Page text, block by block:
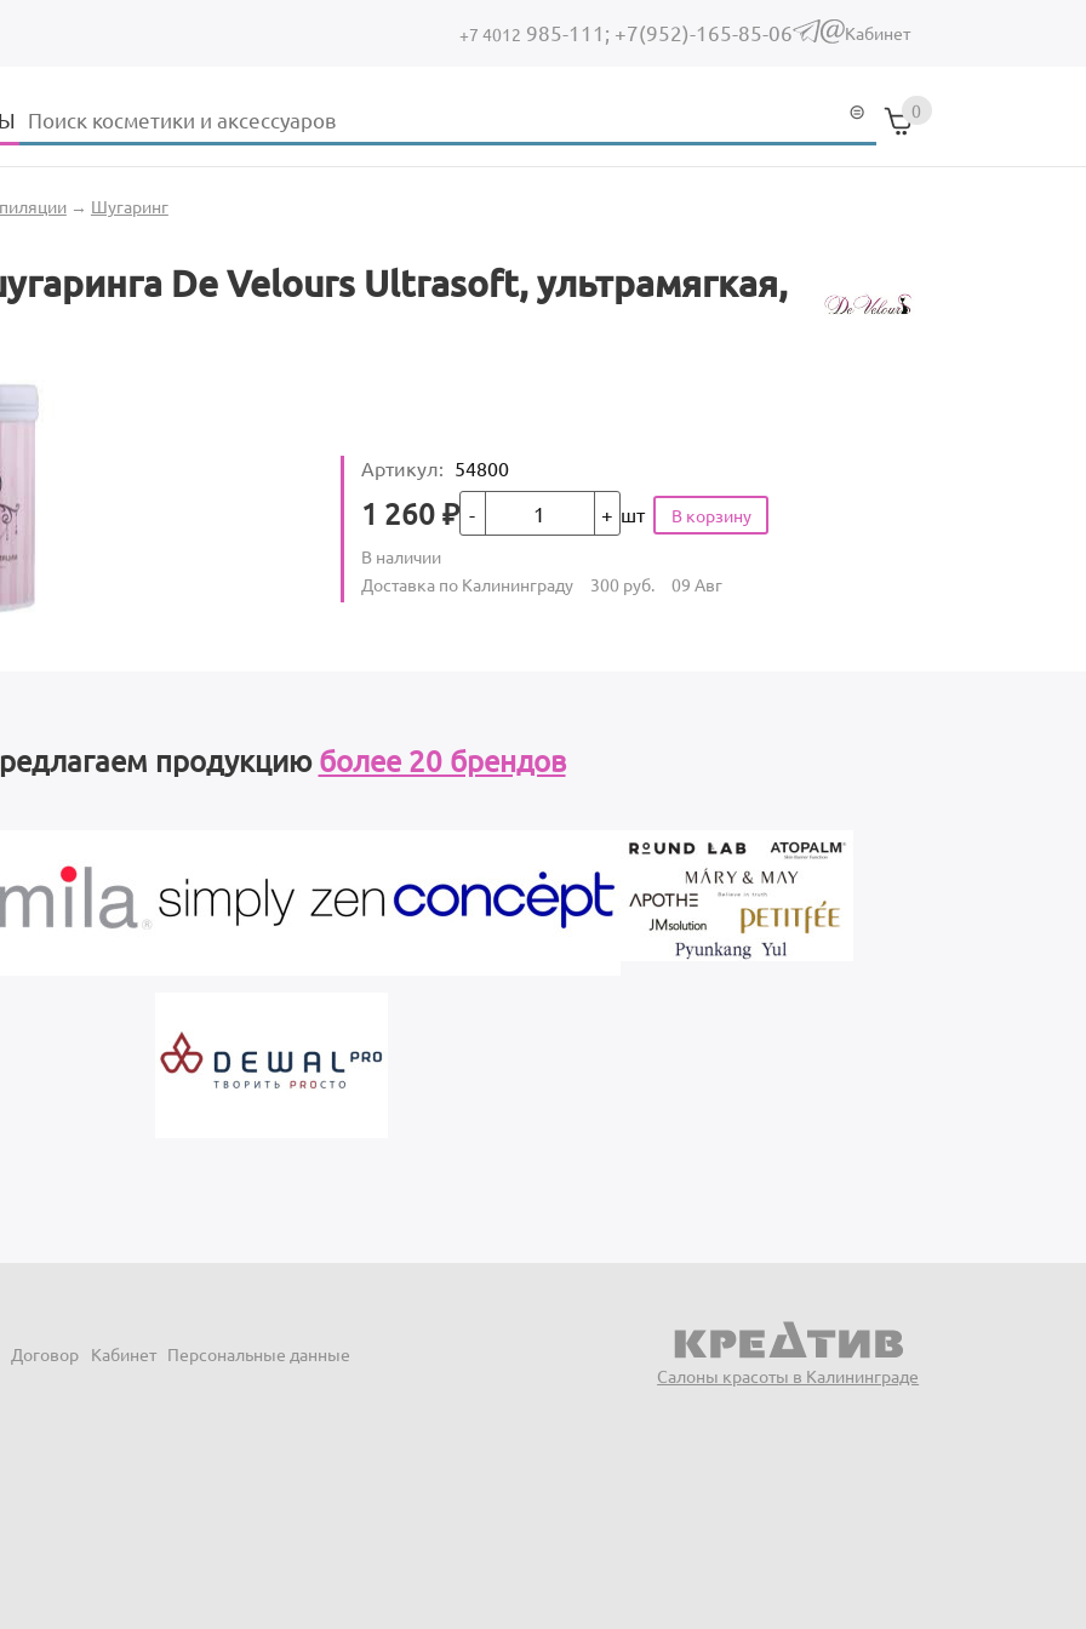
+7 4012 985-111; +7(952)-165-85-06 (link sends e-mail)
Кабинет
Форма поиска
Поиск 0
→ Шугаринг
De Velours Ultrasoft, ультрамягкая,
Артикул: 54800
Цена
1 260 ₽Кол-во шт
Количество
В наличии
Условия доставки
Доставка по Калининграду 300 руб. 09 Авг
продукцию более 20 брендов
Договор Кабинет Персональные данные
Салоны красоты в Калининграде